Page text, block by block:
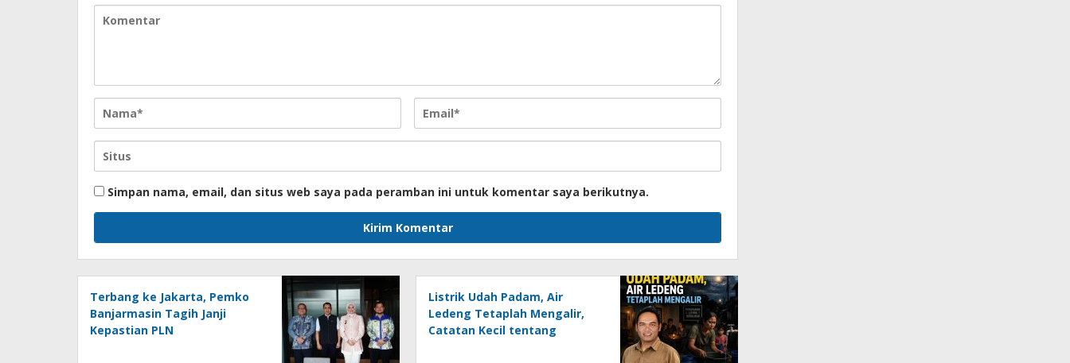
Simpan nama, email, dan situs web saya pada peramban ini untuk komentar saya berikutnya.
Terbang ke Jakarta, Pemko
Banjarmasin Tagih Janji
Kepastian PLN
Listrik Udah Padam, Air
Ledeng Tetaplah Mengalir,
Catatan Kecil tentang